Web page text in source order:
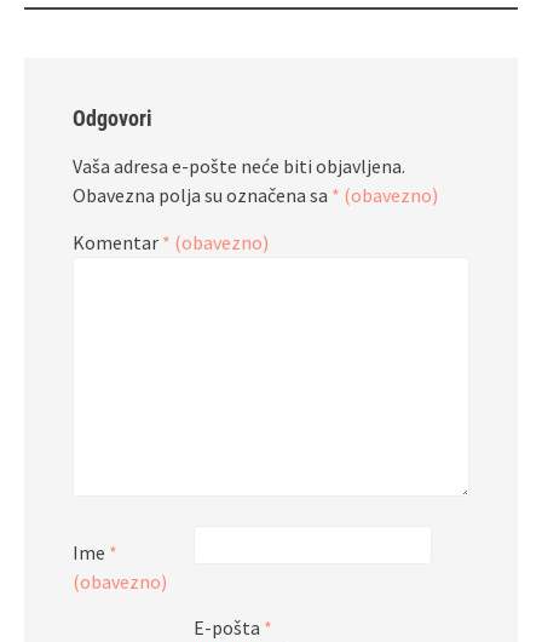
Odgovori
Vaša adresa e-pošte neće biti objavljena.
Obavezna polja su označena sa * (obavezno)
Komentar * (obavezno)
Ime *
(obavezno)
E-pošta *